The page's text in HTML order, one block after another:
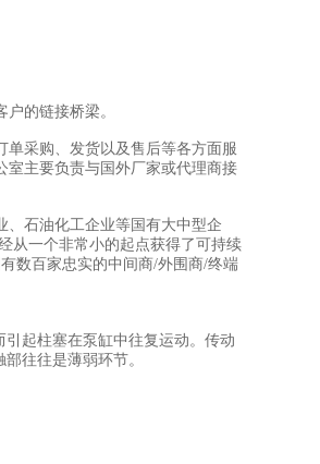
的链接桥梁。
采购、发货以及售后等各方面服
室主要负责与国外厂家或代理商接
、石油化工企业等国有大中型企
从一个非常小的起点获得了可持续
数百家忠实的中间商/外围商/终端
起柱塞在泵缸中往复运动。传动
往往是薄弱环节。